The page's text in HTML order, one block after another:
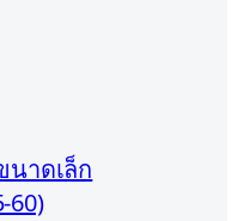
าดเล็ก
60)